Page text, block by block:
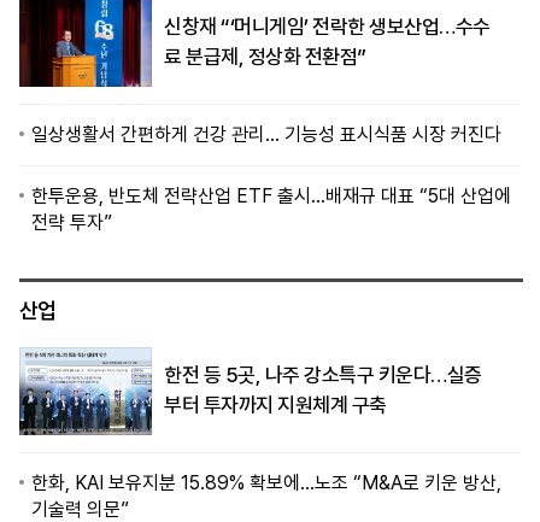
신창재 “‘머니게임’ 전락한 생보산업…수수
료 분급제, 정상화 전환점”
일상생활서 간편하게 건강 관리… 기능성 표시식품 시장 커진다
한투운용, 반도체 전략산업 ETF 출시…배재규 대표 “5대 산업에
전략 투자”
산업
한전 등 5곳, 나주 강소특구 키운다…실증
부터 투자까지 지원체계 구축
한화, KAI 보유지분 15.89% 확보에…노조 “M&A로 키운 방산,
기술력 의문”